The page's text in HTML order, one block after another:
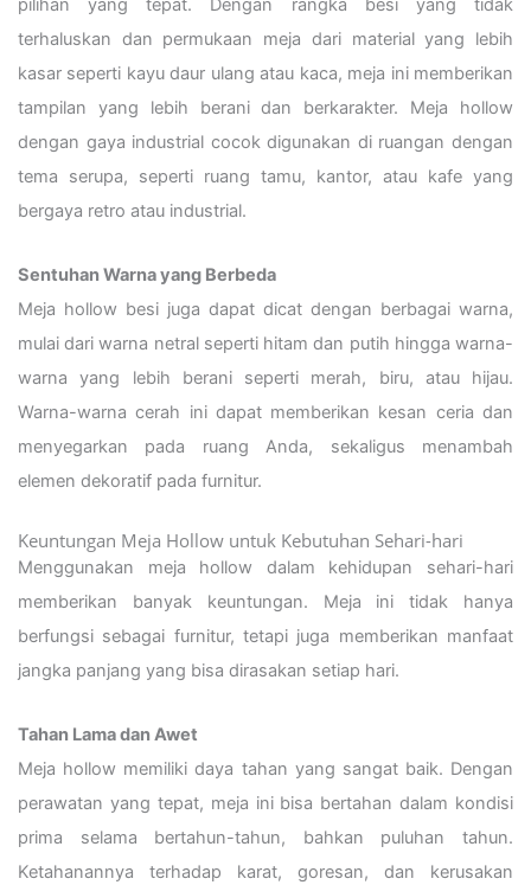
pilihan yang tepat. Dengan rangka besi yang tidak
terhaluskan dan permukaan meja dari material yang lebih
kasar seperti kayu daur ulang atau kaca, meja ini memberikan
tampilan yang lebih berani dan berkarakter. Meja hollow
dengan gaya industrial cocok digunakan di ruangan dengan
tema serupa, seperti ruang tamu, kantor, atau kafe yang
bergaya retro atau industrial.
Sentuhan Warna yang Berbeda
Meja hollow besi juga dapat dicat dengan berbagai warna,
mulai dari warna netral seperti hitam dan putih hingga warna-
warna yang lebih berani seperti merah, biru, atau hijau.
Warna-warna cerah ini dapat memberikan kesan ceria dan
menyegarkan pada ruang Anda, sekaligus menambah
elemen dekoratif pada furnitur.
Keuntungan Meja Hollow untuk Kebutuhan Sehari-hari
Menggunakan meja hollow dalam kehidupan sehari-hari
memberikan banyak keuntungan. Meja ini tidak hanya
berfungsi sebagai furnitur, tetapi juga memberikan manfaat
jangka panjang yang bisa dirasakan setiap hari.
Tahan Lama dan Awet
Meja hollow memiliki daya tahan yang sangat baik. Dengan
perawatan yang tepat, meja ini bisa bertahan dalam kondisi
prima selama bertahun-tahun, bahkan puluhan tahun.
Ketahanannya terhadap karat, goresan, dan kerusakan